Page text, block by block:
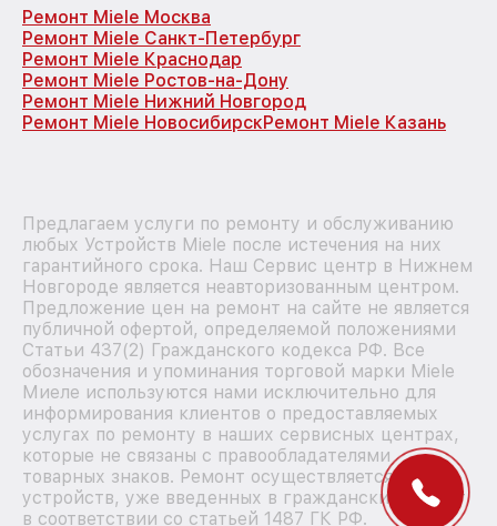
Ремонт Miele Москва
Ремонт Miele Санкт-Петербург
Ремонт Miele Краснодар
Ремонт Miele Ростов-на-Дону
Ремонт Miele Нижний Новгород
Ремонт Miele НовосибирскРемонт Miele Казань
Предлагаем услуги по ремонту и обслуживанию
любых Устройств Miele после истечения на них
гарантийного срока. Наш Сервис центр в Нижнем
Новгороде является неавторизованным центром.
Предложение цен на ремонт на сайте не является
публичной офертой, определяемой положениями
Статьи 437(2) Гражданского кодекса РФ. Все
обозначения и упоминания торговой марки Miele
Миеле используются нами исключительно для
информирования клиентов о предоставляемых
услугах по ремонту в наших сервисных центрах,
которые не связаны с правообладателями
товарных знаков. Ремонт осуществляется для
устройств, уже введенных в гражданский оборот
в соответствии со статьей 1487 ГК РФ.